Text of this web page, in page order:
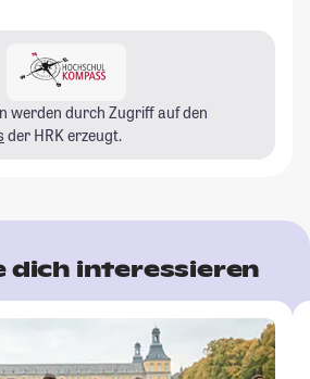
werden durch Zugriff auf den
der HRK erzeugt.
dich interessieren